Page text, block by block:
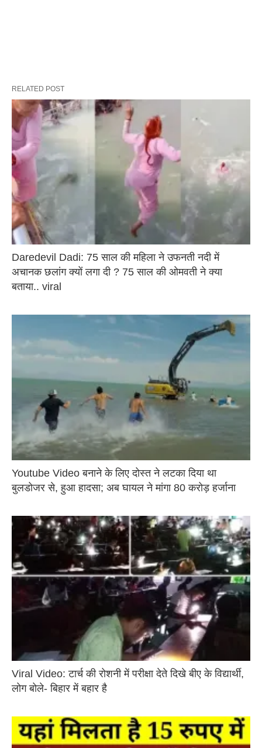
RELATED POST
Daredevil Dadi: 75 साल की महिला ने उफनती नदी में
अचानक छलांग क्यों लगा दी ? 75 साल की ओमवती ने क्या
बताया.. viral
Youtube Video बनाने के लिए दोस्त ने लटका दिया था
बुलडोजर से, हुआ हादसा; अब घायल ने मांगा 80 करोड़ हर्जाना
Viral Video: टार्च की रोशनी में परीक्षा देते दिखे बीए के विद्यार्थी,
लोग बोले- बिहार में बहार है